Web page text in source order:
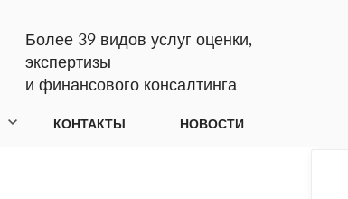
Более 39 видов услуг оценки,
экспертизы
и финансового консалтинга
КОНТАКТЫ НОВОСТИ